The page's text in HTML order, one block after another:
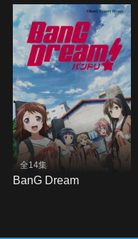
全14集
BanG Dream